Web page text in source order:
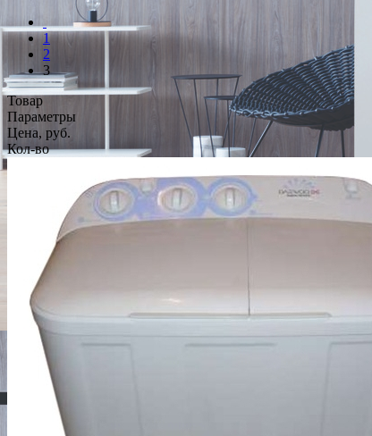
1
2
3
Товар
Параметры
Цена, руб.
Кол-во